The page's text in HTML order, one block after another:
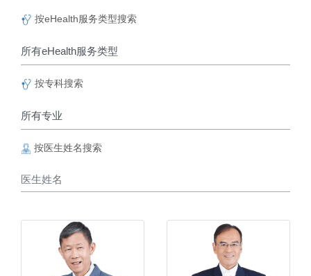
按eHealth服务类型搜索
按专科搜索
按医生姓名搜索